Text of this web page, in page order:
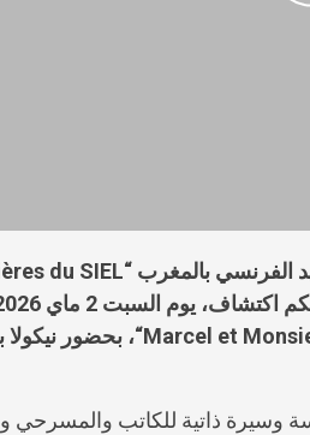
du SIEL
Marcel et“، بحضور
وسيرة ذاتية للكاتب والمسرحي